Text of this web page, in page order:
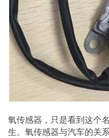
氧传感器，只是看到这个
生。氧传感器与汽车的关